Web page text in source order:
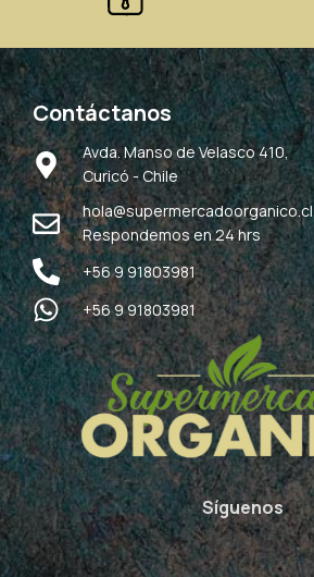
Contáctanos
Avda. Manso de Velasco 410,
Curicó - Chile
hola@supermercadoorganico.cl
Respondemos en 24 hrs
+56 9 91803981
+56 9 91803981
Síguenos